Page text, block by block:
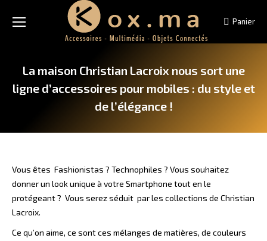
Panier
La maison Christian Lacroix nous sort une
ligne d’accessoires pour mobiles : du style et
de l’élégance !
Vous êtes Fashionistas ? Technophiles ? Vous souhaitez
donner un look unique à votre Smartphone tout en le
protégeant ? Vous serez séduit par les collections de Christian
Lacroix.
Ce qu’on aime, ce sont ces mélanges de matières, de couleurs